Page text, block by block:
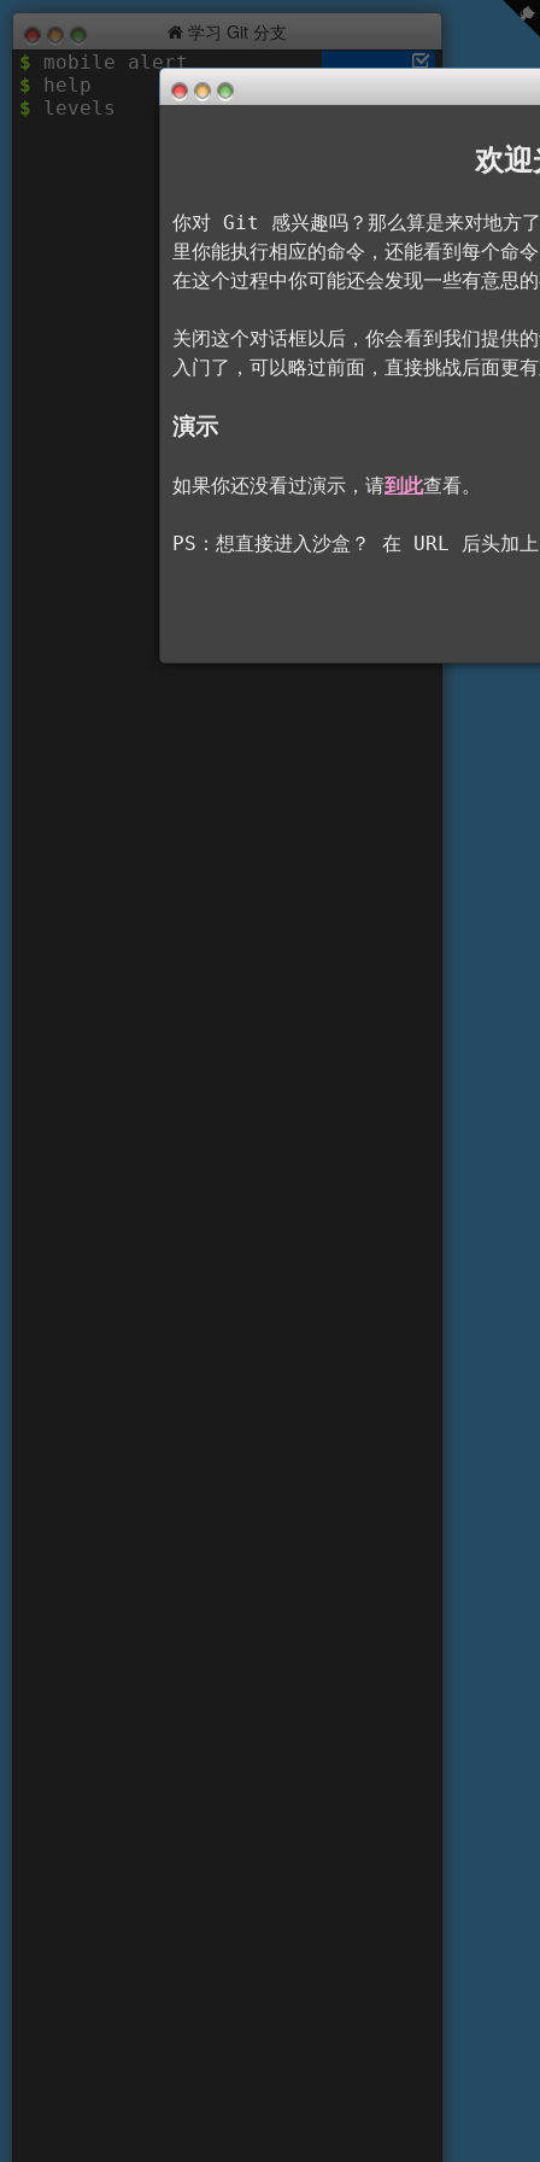
Terminal –
学习 Git 分支
$
mobile alert
$
help
$
levels
欢
你对 Git 感兴趣吗？那么算是来对地
里你能执行相应的命令，还能看到每个
在这个过程中你可能还会发现一些有意思
关闭这个对话框以后，你会看到我们提供
入门了，可以略过前面，直接挑战后面更
演示
如果你还没看过演示，请到此查看。
PS：想直接进入沙盒？ 在 URL 后头加